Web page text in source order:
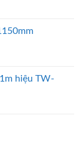
hiệu TW-